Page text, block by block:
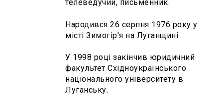
телеведучий, письменник.
Народився 26 серпня 1976 року у
місті Зимогір'я на Луганщині.
У 1998 році закінчив юридичний
факультет Східноукраїнського
національного університету в
Луганську.